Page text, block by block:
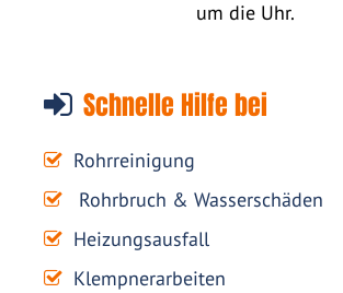
um die Uhr.
Schnelle Hilfe bei
Rohrreinigung
Rohrbruch & Wasserschäden
Heizungsausfall
Klempnerarbeiten